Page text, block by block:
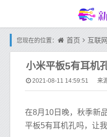
您现在的位置： 首页 互联网
小米平板5有耳机
2021-08-11 14:59:51 来源
在8月10日晚，秋季新
平板5有耳机孔吗，让